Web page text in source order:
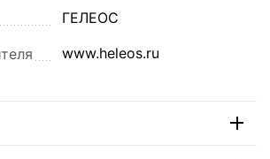
ГЕЛЕОС
www.heleos.ru